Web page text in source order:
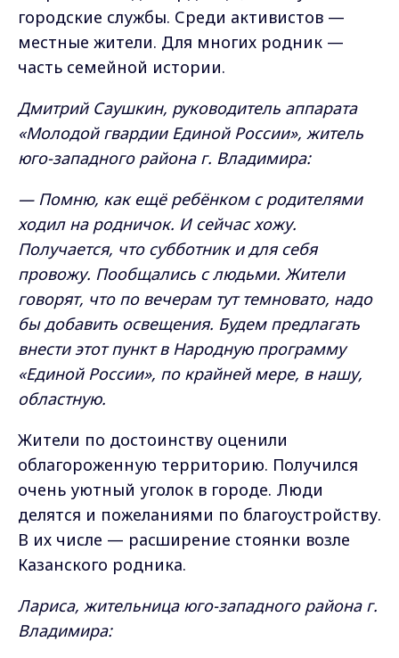
городские службы. Среди активистов —
местные жители. Для многих родник —
часть семейной истории.
Дмитрий Саушкин, руководитель аппарата
«Молодой гвардии Единой России», житель
юго-западного района г. Владимира:
— Помню, как ещё ребёнком с родителями
ходил на родничок. И сейчас хожу.
Получается, что субботник и для себя
провожу. Пообщались с людьми. Жители
говорят, что по вечерам тут темновато, надо
бы добавить освещения. Будем предлагать
внести этот пункт в Народную программу
«Единой России», по крайней мере, в нашу,
областную.
Жители по достоинству оценили
облагороженную территорию. Получился
очень уютный уголок в городе. Люди
делятся и пожеланиями по благоустройству.
В их числе — расширение стоянки возле
Казанского родника.
Лариса, жительница юго-западного района г.
Владимира: